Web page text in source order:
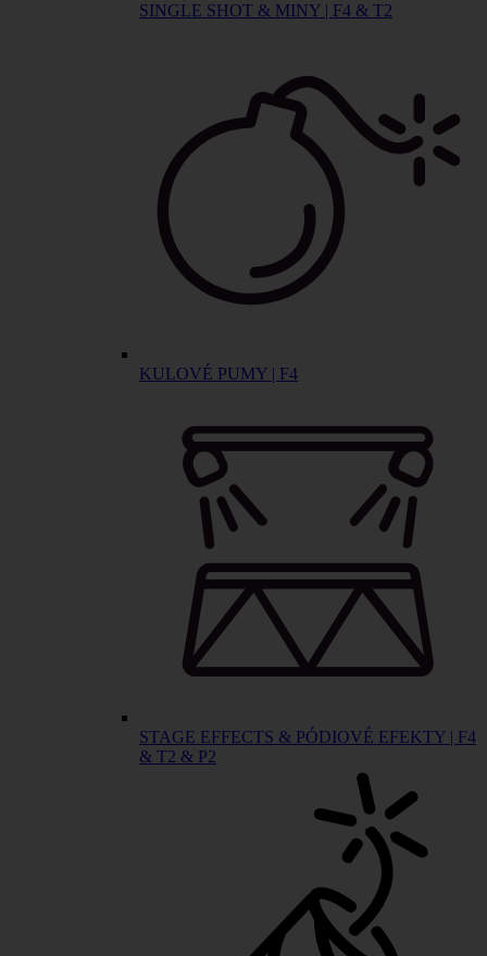
SINGLE SHOT & MINY | F4 & T2
KULOVÉ PUMY | F4
STAGE EFFECTS & PÓDIOVÉ EFEKTY | F4
& T2 & P2